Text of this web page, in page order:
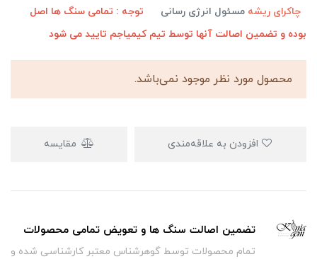
چاکرای ریشه مسئول انرژی رسانی توجه : تمامی سنگ ها اصل
بوده و تضمین اصالت آنها توسط تیم کیمیاجم تایید می شود
محصول مورد نظر موجود نمی‌باشد.
مقایسه
تضمین اصالت سنگ ها و تعویض تمامی محصولات
تمام محصولات توسط گوهرشناس معتبر کارشناسی شده و